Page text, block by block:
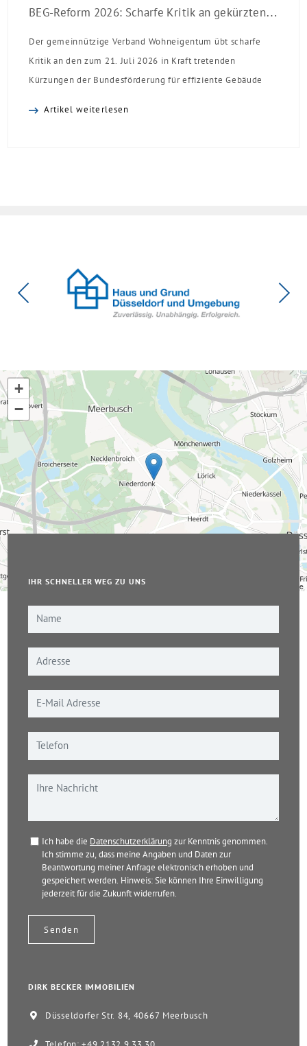
BEG-Reform 2026: Scharfe Kritik an gekürzten Sanierungsförderungen
Der gemeinnützige Verband Wohneigentum übt scharfe
Kritik an den zum 21. Juli 2026 in Kraft tretenden
Kürzungen der Bundesförderung für effiziente Gebäude
Artikel weiterlesen
+
−
© OpenStreetMap-Mitwirkende
IHR SCHNELLER WEG ZU UNS
Ich habe die Datenschutzerklärung zur Kenntnis genommen.
Ich stimme zu, dass meine Angaben und Daten zur
Beantwortung meiner Anfrage elektronisch erhoben und
gespeichert werden. Hinweis: Sie können Ihre Einwilligung
jederzeit für die Zukunft widerrufen.
DIRK BECKER IMMOBILIEN
Düsseldorfer Str. 84, 40667 Meerbusch